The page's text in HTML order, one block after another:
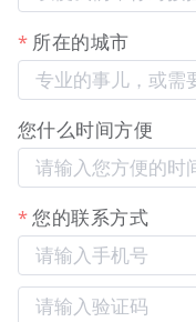
适用于所有通过移
化品牌形象、履行
织：
行业类
型
典型使用场
媒体、
体、内
容创作
者
在所有分
关注引导
头部添
Slogan。
所在的城市
您什么时间方便
您的联系方式